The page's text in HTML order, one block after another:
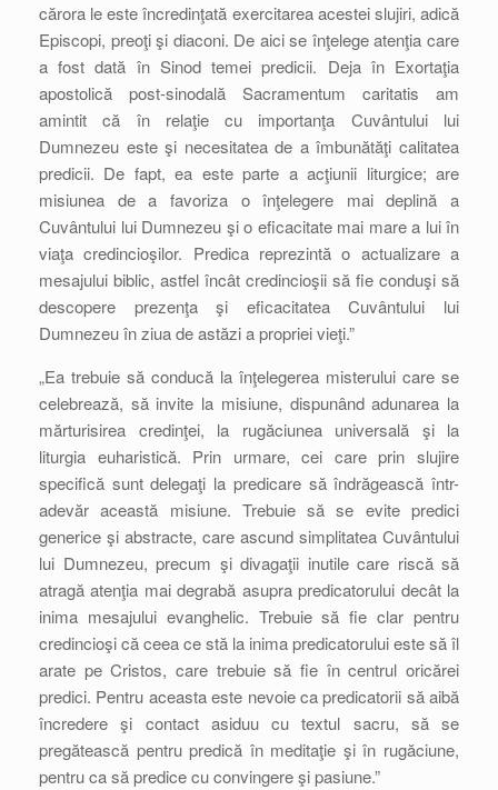
cărora le este încredinţată exercitarea acestei slujiri, adică
Episcopi, preoţi şi diaconi. De aici se înţelege atenţia care
a fost dată în Sinod temei predicii. Deja în Exortaţia
apostolică post-sinodală Sacramentum caritatis am
amintit că în relaţie cu importanţa Cuvântului lui
Dumnezeu este şi necesitatea de a îmbunătăţi calitatea
predicii. De fapt, ea este parte a acţiunii liturgice; are
misiunea de a favoriza o înţelegere mai deplină a
Cuvântului lui Dumnezeu şi o eficacitate mai mare a lui în
viaţa credincioşilor. Predica reprezintă o actualizare a
mesajului biblic, astfel încât credincioşii să fie conduşi să
descopere prezenţa şi eficacitatea Cuvântului lui
Dumnezeu în ziua de astăzi a propriei vieţi.”
„Ea trebuie să conducă la înţelegerea misterului care se
celebrează, să invite la misiune, dispunând adunarea la
mărturisirea credinţei, la rugăciunea universală şi la
liturgia euharistică. Prin urmare, cei care prin slujire
specifică sunt delegaţi la predicare să îndrăgească într-
adevăr această misiune. Trebuie să se evite predici
generice şi abstracte, care ascund simplitatea Cuvântului
lui Dumnezeu, precum şi divagaţii inutile care riscă să
atragă atenţia mai degrabă asupra predicatorului decât la
inima mesajului evanghelic. Trebuie să fie clar pentru
credincioşi că ceea ce stă la inima predicatorului este să îl
arate pe Cristos, care trebuie să fie în centrul oricărei
predici. Pentru aceasta este nevoie ca predicatorii să aibă
încredere şi contact asiduu cu textul sacru, să se
pregătească pentru predică în meditaţie şi în rugăciune,
pentru ca să predice cu convingere şi pasiune.”